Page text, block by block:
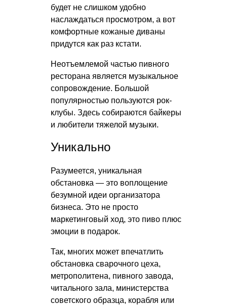
будет не слишком удобно
наслаждаться просмотром, а вот
комфортные кожаные диваны
придутся как раз кстати.
Неотъемлемой частью пивного
ресторана является музыкальное
сопровождение. Большой
популярностью пользуются рок-
клубы. Здесь собираются байкеры
и любители тяжелой музыки.
Уникально
Разумеется, уникальная
обстановка — это воплощение
безумной идеи организатора
бизнеса. Это не просто
маркетинговый ход, это пиво плюс
эмоции в подарок.
Так, многих может впечатлить
обстановка сварочного цеха,
метрополитена, пивного завода,
читального зала, министерства
советского образца, корабля или